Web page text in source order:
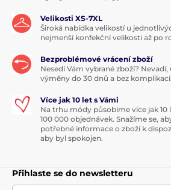
Velikosti XS-7XL
Široká nabídka velikostí u
nejmenší konfekční velikosti až po
Bezproblémové vrácení zboží
Nesedí Vám vybrané zboží?
výměny do 30 dnů a bez komplikací.
Více jak 10 let s Vámi
Na trhu módy působíme více jak 10
100 000 objednávek. Snažíme se,
potřebné informace o zboží k
aby byl spokojen.
Přihlaste se do newsletteru